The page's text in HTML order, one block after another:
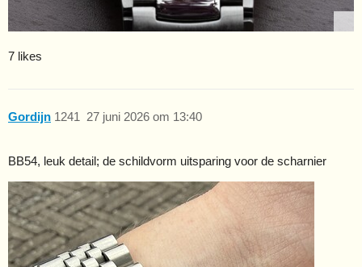
7 likes
Gordijn 27 juni 2026 om 13:40
1241
BB54, leuk detail; de schildvorm uitsparing voor de scharnier